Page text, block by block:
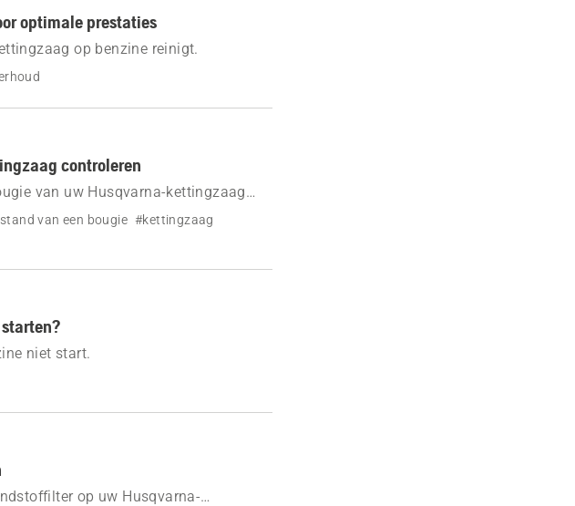
optimale prestaties
op benzine reinigt.
controleren
van uw Husqvarna-kettingzaag
van een bougie #kettingzaag
niet start.
op uw Husqvarna-